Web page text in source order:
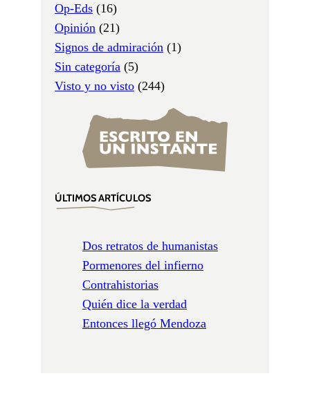
Op-Eds (16)
Opinión (21)
Signos de admiración (1)
Sin categoría (5)
Visto y no visto (244)
ÚLTIMOS ARTÍCULOS
Dos retratos de humanistas
Pormenores del infierno
Contrahistorias
Quién dice la verdad
Entonces llegó Mendoza